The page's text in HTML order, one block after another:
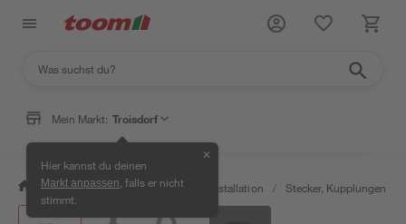
Mein Markt: Troisdorf
Hier kannst du deinen
Markt anpassen , falls er nicht
stimmt.
✕
/ Bauen & Renovieren / Elektroinstallation / Stecker, Kupplungen &